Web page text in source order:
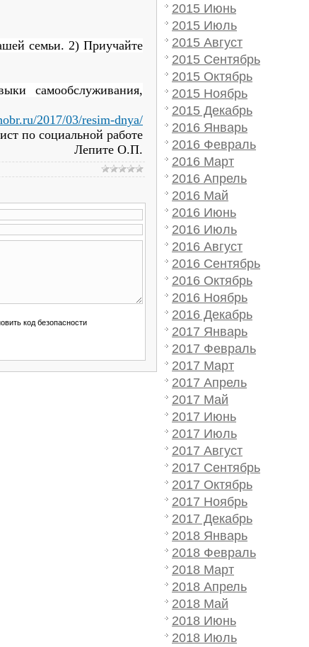
семьи. 2) Приучайте
самообслуживания,
2017/03/resim-dnya/
по социальной работе
Лепите О.П.
2015 Июнь
2015 Июль
2015 Август
2015 Сентябрь
2015 Октябрь
2015 Ноябрь
2015 Декабрь
2016 Январь
2016 Февраль
2016 Март
2016 Апрель
2016 Май
2016 Июнь
2016 Июль
2016 Август
2016 Сентябрь
2016 Октябрь
2016 Ноябрь
2016 Декабрь
2017 Январь
2017 Февраль
2017 Март
2017 Апрель
2017 Май
2017 Июнь
2017 Июль
2017 Август
2017 Сентябрь
2017 Октябрь
2017 Ноябрь
2017 Декабрь
2018 Январь
2018 Февраль
2018 Март
2018 Апрель
2018 Май
2018 Июнь
2018 Июль